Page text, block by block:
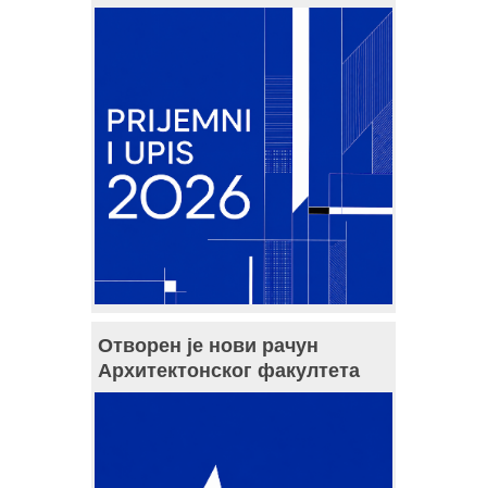
Отворен је нови рачун
Архитектонског факултета